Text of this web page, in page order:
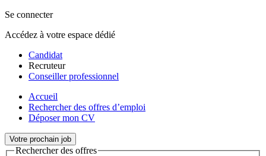
Se connecter
Accédez à votre espace dédié
Candidat
Recruteur
Conseiller professionnel
Accueil
Rechercher des offres d’emploi
Déposer mon CV
Votre prochain job
Rechercher des offres